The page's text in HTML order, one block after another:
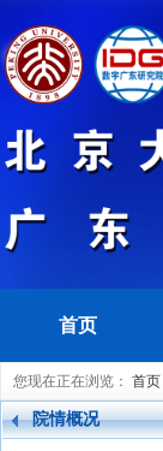
首页
您现在正在浏览： 首页
院情概况